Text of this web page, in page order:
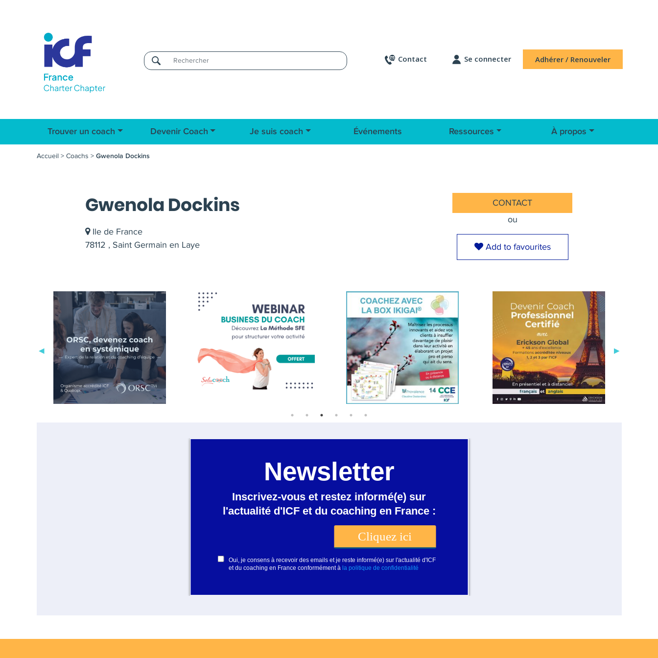
Username Contact Se connecter Adhérer / Renouveler
Trouver un coach Devenir Coach Je suis coach Événements Ressources À propos
Accueil > Coachs > Gwenola Dockins
Gwenola Dockins
Ile de France
78112 , Saint Germain en Laye
CONTACT
ou
Add to favourites